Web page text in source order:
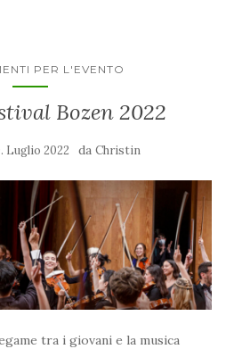
PER L'EVENTO
Bozen 2022
Luglio 2022 da Christin
tra i giovani e la musica